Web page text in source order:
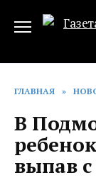
ГЛАВНАЯ »
В
выпав